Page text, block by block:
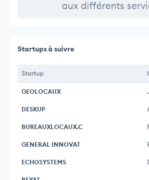
aux différents
Startups à suivre
Startup
GEOLOCAUX
DESKUP
BUREAUXLOCAUX.C
GENERAL INNOVAT
ECHOSYSTEMS